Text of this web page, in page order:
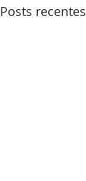
Posts recentes